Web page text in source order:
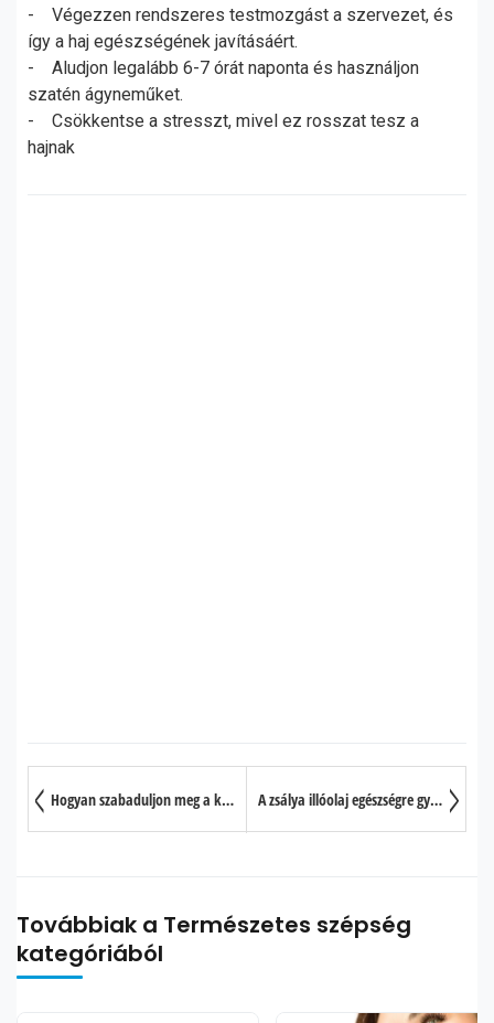
- Végezzen rendszeres testmozgást a szervezet, és
így a haj egészségének javításáért.
- Aludjon legalább 6-7 órát naponta és használjon
szatén ágyneműket.
- Csökkentse a stresszt, mivel ez rosszat tesz a
hajnak
Hogyan szabaduljon meg a kellemetlen hüvelyi szagoktól A zsálya illóolaj egészségre gyakorolt jótékony hatása 10 pontban
Továbbiak a Természetes szépség
kategóriából